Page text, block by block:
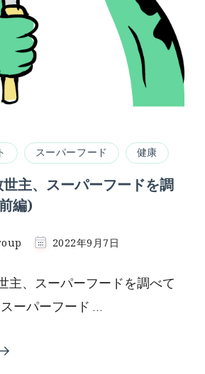
スーパーフード 健康
主、スーパーフードを調
編)
2022年9月7日
主、スーパーフードを調べて
スーパーフード …